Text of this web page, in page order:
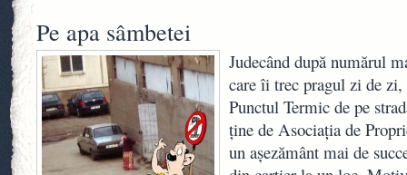
Pe apa sâmbetei
Judecând după numărul
care îi trec pragul zi de zi,
Punctul Termic de pe
ţine de Asociaţia de
un aşezământ mai de